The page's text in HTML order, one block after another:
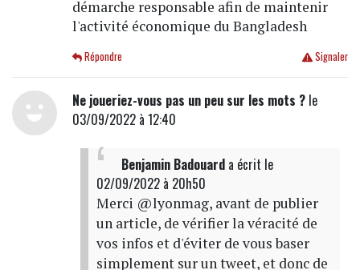
démarche responsable afin de maintenir
l'activité économique du Bangladesh
Signaler
Répondre
Ne joueriez-vous pas un peu sur les mots ?le
03/09/2022 à 12:40
Benjamin Badouarda écrit le
02/09/2022 à 20h50
Merci @lyonmag, avant de publier
un article, de vérifier la véracité de
vos infos et d'éviter de vous baser
simplement sur un tweet, et donc de